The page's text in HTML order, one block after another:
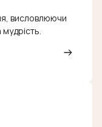
висловлюючи